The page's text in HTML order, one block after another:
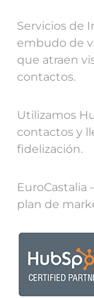
Servicios de
embudo de
que atraen
contactos.
Utilizamos
contactos y
fidelización.
EuroCastalia
plan de